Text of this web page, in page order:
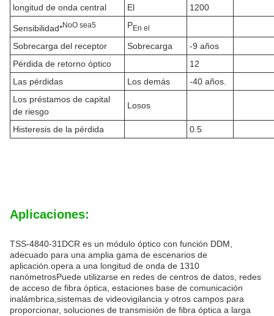
longitud de onda central
El 1200
Sensibilidad*NoO sea5 PEn el
Sobrecarga del receptor Sobrecarga
-9 años
Pérdida de retorno óptico
12
Las pérdidas
Los demás
-40 años.
Los préstamos de capital
de riesgo
Losos
Histeresis de la pérdida 0.5
Aplicaciones:
TSS-4840-31DCR es un módulo óptico con función DDM,
adecuado para una amplia gama de escenarios de
aplicación.opera a una longitud de onda de 1310
nanómetrosPuede utilizarse en redes de centros de datos, redes
de acceso de fibra óptica, estaciones base de comunicación
inalámbrica,sistemas de videovigilancia y otros campos para
proporcionar, soluciones de transmisión de fibra óptica a larga